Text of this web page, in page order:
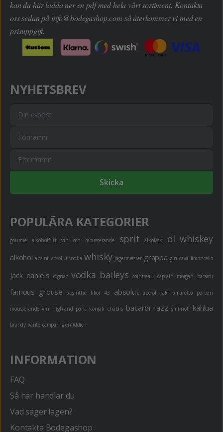
kan du här ladda ner en pdf med hela vårt sortiment. Kontakta
oss sedan på info@bodegashop.com så återkommer vi med en
prisuppgift.
NYHETSBREV
Skicka
POPULÄRA KATEGORIER
gourme alkoholfritt vin och mousserande sprit alkoläsk öl whiskey
alkohol absint absolut vodka whisky jägermeister grappa gin cava limoncello
jack daniels cognac vodka baileys cointreau captain morgan bacardi
famous grouse absinthe likör 43 absolut aperol raki amaretto portvin
mousserande vin highland park konjak chablis bacardi razz smirnoff kahlua
brandy xante campari glenfiddich
INFORMATION
FAQ
Så här handlar du
Vad säger lagen?
Kontakta Bodegashop